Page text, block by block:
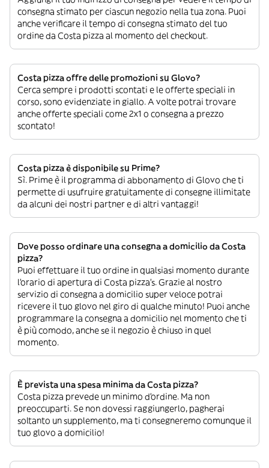
consegna stimato per ciascun negozio nella tua zona. Puoi
anche verificare il tempo di consegna stimato del tuo
ordine da Costa pizza al momento del checkout.
Costa pizza offre delle promozioni su Glovo?
Cerca sempre i prodotti scontati e le offerte speciali in
corso, sono evidenziate in giallo. A volte potrai trovare
anche offerte speciali come 2x1 o consegna a prezzo
scontato!
Costa pizza è disponibile su Prime?
Sì. Prime è il programma di abbonamento di Glovo che ti
permette di usufruire gratuitamente di consegne illimitate
da alcuni dei nostri partner e di altri vantaggi!
Dove posso ordinare una consegna a domicilio da Costa
pizza?
Puoi effettuare il tuo ordine in qualsiasi momento durante
l’orario di apertura di Costa pizza’s. Grazie al nostro
servizio di consegna a domicilio super veloce potrai
ricevere il tuo glovo nel giro di qualche minuto! Puoi anche
programmare la consegna a domicilio nel momento che ti
è più comodo, anche se il negozio è chiuso in quel
momento.
È prevista una spesa minima da Costa pizza?
Costa pizza prevede un minimo d’ordine. Ma non
preoccuparti. Se non dovessi raggiungerlo, pagherai
soltanto un supplemento, ma ti consegneremo comunque il
tuo glovo a domicilio!